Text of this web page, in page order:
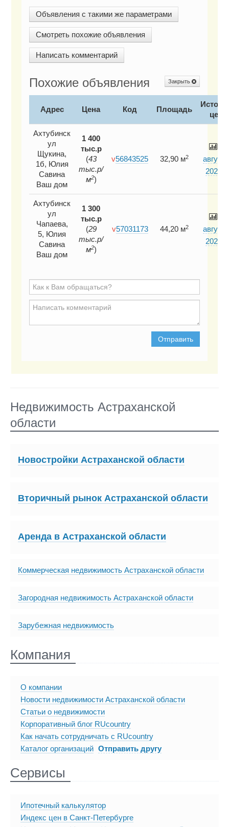
Объявления с такими же параметрами
Смотреть похожие объявления
Написать комментарий
Похожие объявления Закрыть
Адрес Цена Код Площадь
цен
Ахтубинск
ул
Щукина,
1б, Юлия
Савина
Ваш дом
1 400
тыс.р
(43
тыс.р/
м2)
v56843525 32,90 м2
августа
2026 г.
Ахтубинск
ул
Чапаева,
5, Юлия
Савина
Ваш дом
1 300
тыс.р
(29
тыс.р/
м2)
v57031173 44,20 м2
августа
2026 г.
Отправить
Недвижимость Астраханской
области
Новостройки Астраханской области
Вторичный рынок Астраханской области
Аренда в Астраханской области
Коммерческая недвижимость Астраханской области
Загородная недвижимость Астраханской области
Зарубежная недвижимость
Компания
О компании
Новости недвижимости Астраханской области
Статьи о недвижимости
Корпоративный блог RUcountry
Как начать сотрудничать с RUcountry
Каталог организаций Отправить другу
Сервисы
Ипотечный калькулятор
Индекс цен в Санкт-Петербурге